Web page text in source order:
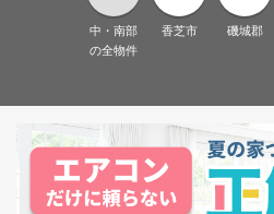
中・南部
の全物件
香芝市 磯城郡